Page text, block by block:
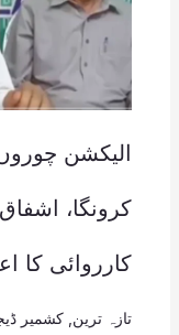
الیکشن
کرونگا،
کارروائی کا
تازہ ترین کشمیر